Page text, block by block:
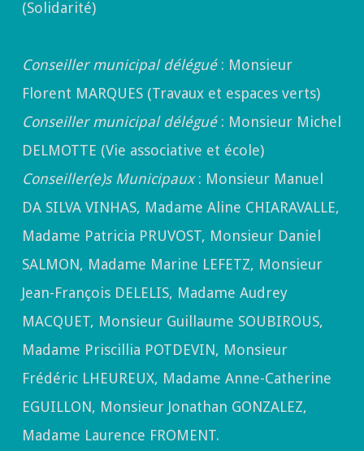
(Solidarité)
Conseiller municipal délégué: Monsieur
Florent MARQUES (Travaux et espaces verts)
Conseiller municipal délégué : Monsieur Michel
DELMOTTE (Vie associative et école)
Conseiller(e)s Municipaux: Monsieur Manuel
DA SILVA VINHAS, Madame Aline CHIARAVALLE,
Madame Patricia PRUVOST, Monsieur Daniel
SALMON, Madame Marine LEFETZ, Monsieur
Jean-François DELELIS, Madame Audrey
MACQUET, Monsieur Guillaume SOUBIROUS,
Madame Priscillia POTDEVIN, Monsieur
Frédéric LHEUREUX, Madame Anne-Catherine
EGUILLON, Monsieur Jonathan GONZALEZ,
Madame Laurence FROMENT.